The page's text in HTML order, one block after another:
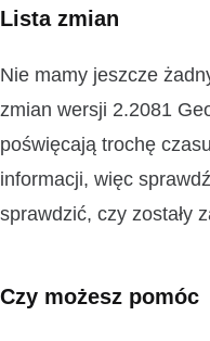
Lista zmian
Nie mamy jeszcze
zmian wersji 2.2081
poświęcają trochę
informacji, więc
sprawdzić, czy zostały
Czy możesz pomóc